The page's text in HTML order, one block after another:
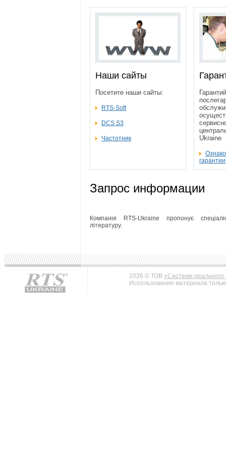
Наши сайты
Посетите наши сайты:
RTS-Soft
DCS S3
Частотник
Ukraine
гарантии
Запрос информации
Компанія RTS-Ukraine пропонує
літературу.
2026 © ТОВ «Системи реального
Использование материала